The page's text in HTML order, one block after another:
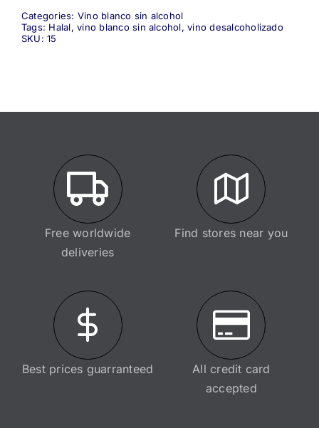
Categories: Vino blanco sin alcohol
Tags: Halal,vino blanco sin alcohol,vino desalcoholizado
SKU:15
Free worldwide
deliveries
Find stores near you
Best prices guarranteed
All credit card
accepted